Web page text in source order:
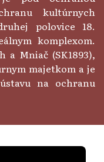
kultúrnych
polovice 18.
komplexom.
a Mniač (SK1893),
majetkom a je
na ochranu